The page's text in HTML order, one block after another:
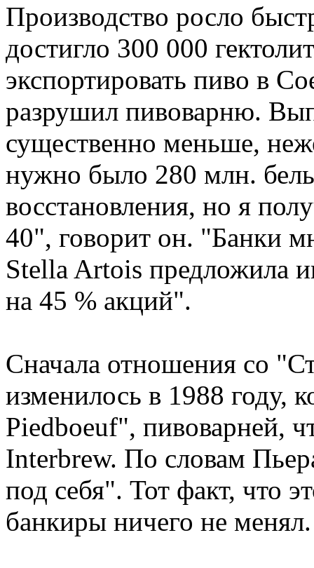
Производство росло
достигло 300 000
экспортировать пиво в
разрушил пивоварню.
существенно меньше,
нужно было 280 млн.
восстановления, но я
40", говорит он. "Банки
Stella Artois предложила
на 45 % акций".
Сначала отношения со
изменилось в 1988 году,
Piedboeuf", пивоварней,
Interbrew. По словам
под себя". Тот факт, что
банкиры ничего не менял.